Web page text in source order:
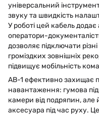
універсальний
звуку та швидкість
У роботі цей кабель додає
оператори-
дозволяє підключати
громіздких зовнішніх
підвищує мобільність
AB-1 ефективно захищає
навантаження: гумова
камери від подряпин, але
аксесуара під час руху.